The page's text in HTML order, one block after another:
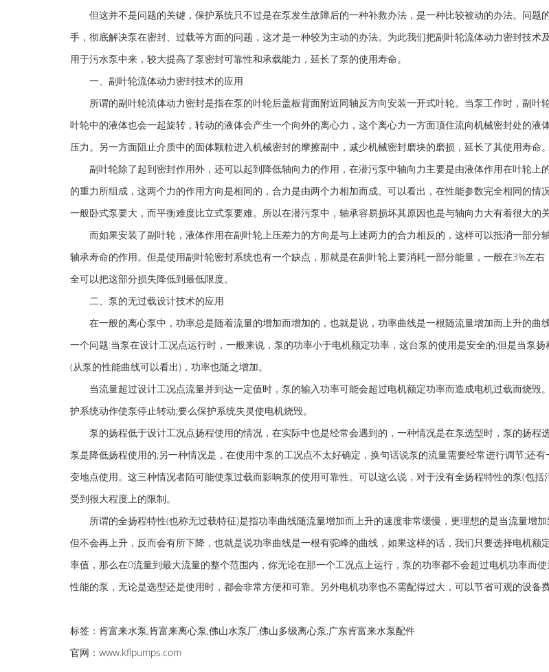
但这并不是问题的关键，保护系统只不过是在泵发生故障后的一种补救办法，是一种比较被动的办法。问题
手，彻底解决泵在密封、过载等方面的问题，这才是一种较为主动的办法。为此我们把副叶轮流体动力密封技术
用于污水泵中来，较大提高了泵密封可靠性和承载能力，延长了泵的使用寿命。
一、副叶轮流体动力密封技术的应用
所谓的副叶轮流体动力密封是指在泵的叶轮后盖板背面附近同轴反方向安装一开式叶轮。当泵工作时，副叶
叶轮中的液体也会一起旋转，转动的液体会产生一个向外的离心力，这个离心力一方面顶住流向机械密封处的液
压力。另一方面阻止介质中的固体颗粒进入机械密封的摩擦副中，减少机械密封磨块的磨损，延长了其使用寿命。
副叶轮除了起到密封作用外，还可以起到降低轴向力的作用，在潜污泵中轴向力主要是由液体作用在叶轮上
的重力所组成，这两个力的作用方向是相同的，合力是由两个力相加而成。可以看出，在性能参数完全相同的情
一般卧式泵要大，而平衡难度比立式泵要难。所以在潜污泵中，轴承容易损坏其原因也是与轴向力大有着很大的关
而如果安装了副叶轮，液体作用在副叶轮上压差力的方向是与上述两力的合力相反的，这样可以抵消一部分
轴承寿命的作用。但是使用副叶轮密封系统也有一个缺点，那就是在副叶轮上要消耗一部分能量，一般在3%左
全可以把这部分损失降低到最低限度。
二、泵的无过载设计技术的应用
在一般的离心泵中，功率总是随着流量的增加而增加的，也就是说，功率曲线是一根随流量增加而上升的曲
一个问题:当泵在设计工况点运行时，一般来说，泵的功率小于电机额定功率，这台泵的使用是安全的;但是当泵
(从泵的性能曲线可以看出)，功率也随之增加。
当流量超过设计工况点流量并到达一定值时，泵的输入功率可能会超过电机额定功率而造成电机过载而烧毁
护系统动作使泵停止转动;要么保护系统失灵使电机烧毁。
泵的扬程低于设计工况点扬程使用的情况，在实际中也是经常会遇到的，一种情况是在泵选型时，泵的扬程
泵是降低扬程使用的;另一种情况是，在使用中泵的工况点不太好确定，换句话说泵的流量需要经常进行调节;还
变地点使用。这三种情况者陌可能使泵过载而影响泵的使用可靠性。可以这么说，对于没有全扬程特性的泵(包括
受到很大程度上的限制。
所谓的全扬程特性(也称无过载特征)是指功率曲线随流量增加而上升的速度非常缓慢，更理想的是当流量增加
但不会再上升，反而会有所下降，也就是说功率曲线是一根有驼峰的曲线，如果这样的话，我们只要选择电机额
率值，那么在0流量到最大流量的整个范围内，你无论在那一个工况点上运行，泵的功率都不会超过电机功率而
性能的泵，无论是选型还是使用时，都会非常方便和可靠。另外电机功率也不需配得过大，可以节省可观的设备费
标签： 肯富来水泵,肯富来离心泵,佛山水泵厂,佛山多级离心泵,广东肯富来水泵配件
官网： www.kflpumps.com